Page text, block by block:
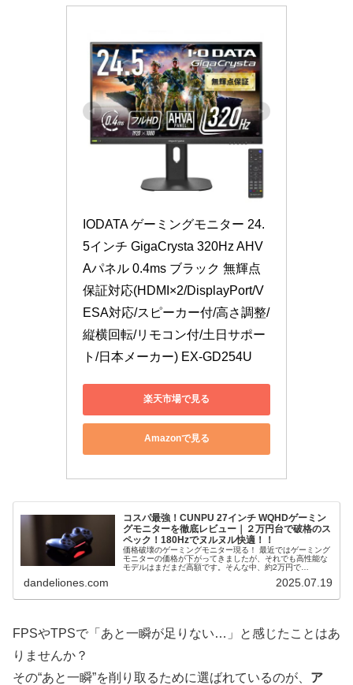
IODATA ゲーミングモニター 24.
5インチ GigaCrysta 320Hz AHV
Aパネル 0.4ms ブラック 無輝点
保証対応(HDMI×2/DisplayPort/V
ESA対応/スピーカー付/高さ調整/
縦横回転/リモコン付/土日サポー
ト/日本メーカー) EX-GD254U
楽天市場で見る
Amazonで見る
コスパ最強！CUNPU 27インチ WQHDゲーミン
グモニターを徹底レビュー｜２万円台で破格のス
ペック！180Hzでヌルヌル快適！！
価格破壊のゲーミングモニター現る！ 最近ではゲーミング
モニターの価格が下がってきましたが、それでも高性能な
モデルはまだまだ高額です。そんな中、約2万円で
dandeliones.com 2025.07.19
FPSやTPSで「あと一瞬が足りない…」と感じたことはあ
りませんか？
その“あと一瞬”を削り取るために選ばれているのが、 ア